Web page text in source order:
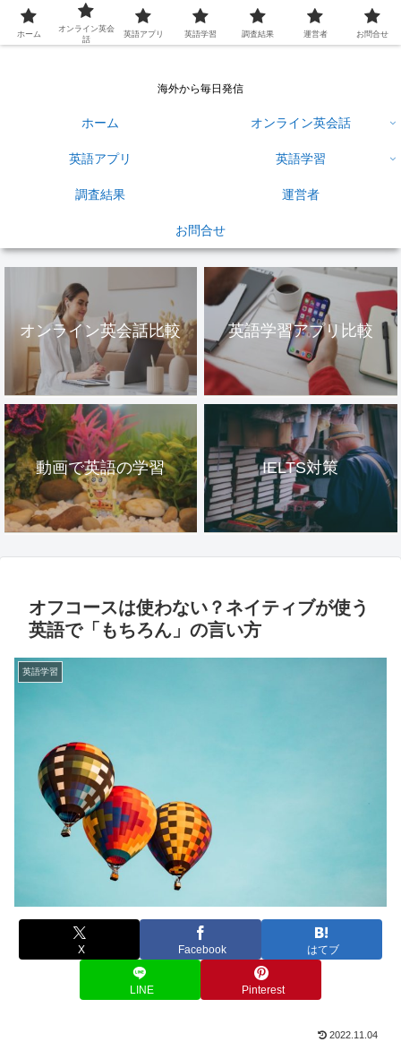
英語学習ひろば
海外から毎日発信
ホーム オンライン英会話
英語アプリ 英語学習
調査結果 運営者
お問合せ
オンライン英会話比較 英語学習アプリ比較
動画で英語の学習 IELTS対策
オフコースは使わない？ネイティブが使う
英語で「もちろん」の言い方
英語学習
X Facebook はてブ
LINE Pinterest
2022.11.04
ホーム
オンライン英会
話
英語アプリ 英語学習 調査結果 運営者 お問合せ